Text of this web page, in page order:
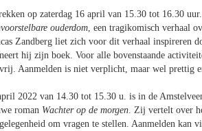
op zaterdag 16 april van 15.30 tot 16.30
ouderdom , een tragikomisch verhaal
Zandberg liet zich voor dit verhaal inspireren
hij zijn boek. Voor alle bovenstaande
Aanmelden is niet verplicht, maar wel prettig
2022 van 14.30 tot 15.30 u. is in de
roman Wachter op de morgen . Zij vertelt over
om vragen te stellen. Aanmelden kan